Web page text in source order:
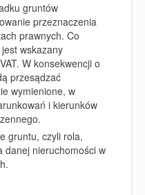
gruntów
przeznaczenia
prawnych. Co
wskazany
W konsekwencji o
przesądzać
wymienione, w
i kierunków
gruntu, czyli rola,
danej nieruchomości w